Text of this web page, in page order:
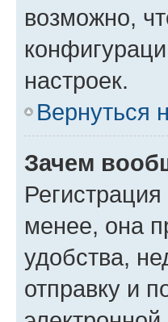
возможно,
настроек.
Вернуться
Зачем
менее, она
удобства,
отправку и